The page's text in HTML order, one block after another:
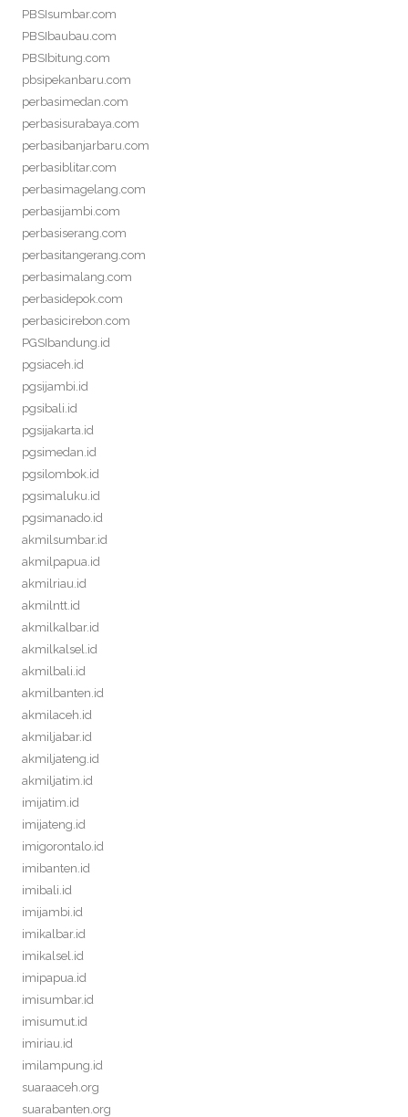
PBSIsumbar.com
PBSIbaubau.com
PBSIbitung.com
pbsipekanbaru.com
perbasimedan.com
perbasisurabaya.com
perbasibanjarbaru.com
perbasiblitar.com
perbasimagelang.com
perbasijambi.com
perbasiserang.com
perbasitangerang.com
perbasimalang.com
perbasidepok.com
perbasicirebon.com
PGSIbandung.id
pgsiaceh.id
pgsijambi.id
pgsibali.id
pgsijakarta.id
pgsimedan.id
pgsilombok.id
pgsimaluku.id
pgsimanado.id
akmilsumbar.id
akmilpapua.id
akmilriau.id
akmilntt.id
akmilkalbar.id
akmilkalsel.id
akmilbali.id
akmilbanten.id
akmilaceh.id
akmiljabar.id
akmiljateng.id
akmiljatim.id
imijatim.id
imijateng.id
imigorontalo.id
imibanten.id
imibali.id
imijambi.id
imikalbar.id
imikalsel.id
imipapua.id
imisumbar.id
imisumut.id
imiriau.id
imilampung.id
suaraaceh.org
suarabanten.org